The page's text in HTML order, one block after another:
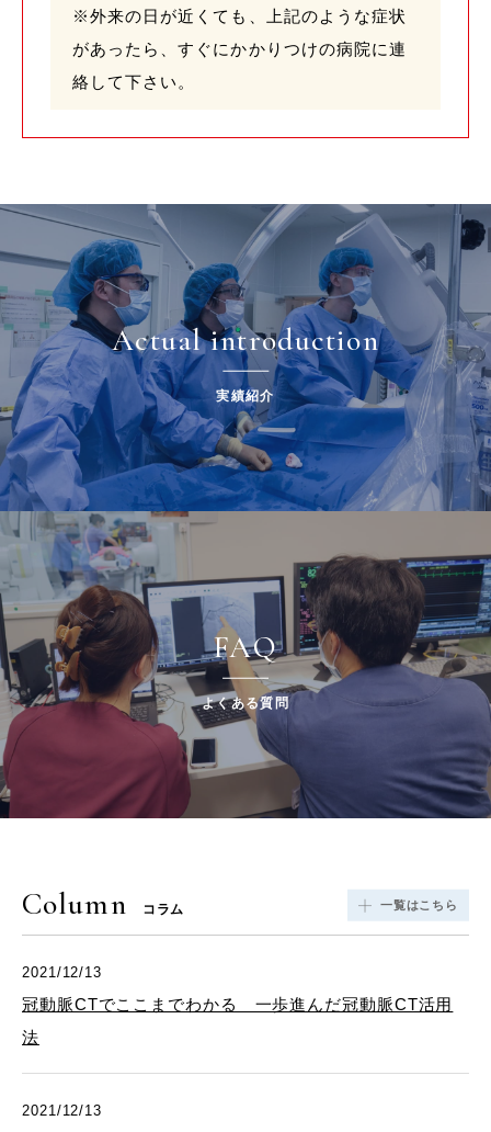
※外来の日が近くても、上記のような症状
があったら、すぐにかかりつけの病院に連
絡して下さい。
Actual introduction
実績紹介
FAQ
よくある質問
Column コラム 一覧はこちら
2021/12/13
冠動脈CTでここまでわかる 一歩進んだ冠動脈CT活用
法
2021/12/13